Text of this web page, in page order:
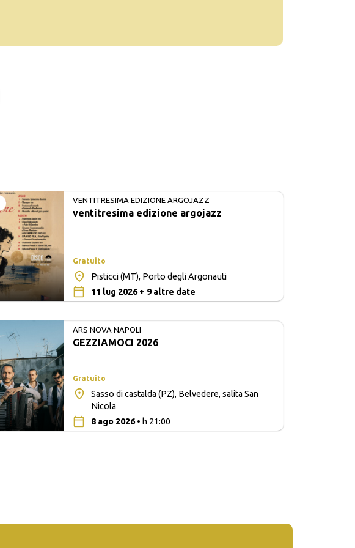
VENTITRESIMA EDIZIONE ARGOJAZZ
ventitresima edizione argojazz
Gratuito
Pisticci (MT), Porto degli Argonauti
11 lug 2026 + 9 altre date
ARS NOVA NAPOLI
GEZZIAMOCI 2026
Gratuito
Sasso di castalda (PZ), Belvedere, salita San
Nicola
8 ago 2026• h 21:00